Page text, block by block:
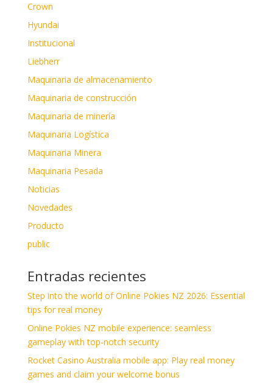
Crown
Hyundai
Institucional
Liebherr
Maquinaria de almacenamiento
Maquinaria de construcción
Maquinaria de minería
Maquinaria Logística
Maquinaria Minera
Maquinaria Pesada
Noticias
Novedades
Producto
public
Entradas recientes
Step into the world of Online Pokies NZ 2026: Essential
tips for real money
Online Pokies NZ mobile experience: seamless
gameplay with top-notch security
Rocket Casino Australia mobile app: Play real money
games and claim your welcome bonus